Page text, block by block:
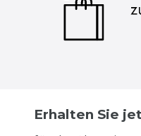
Erhalten Sie